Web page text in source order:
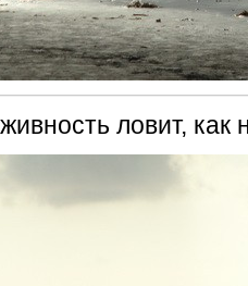
ловит, как